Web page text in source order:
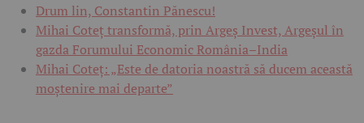
Drum lin, Constantin Pănescu!
Mihai Coteț transformă, prin Argeș Invest, Argeșul în
gazda Forumului Economic România–India
Mihai Coteț: „Este de datoria noastră să ducem această
moștenire mai departe”